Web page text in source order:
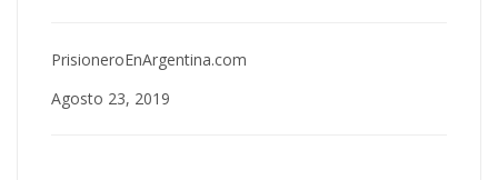
PrisioneroEnArgentina.com
Agosto 23, 2019